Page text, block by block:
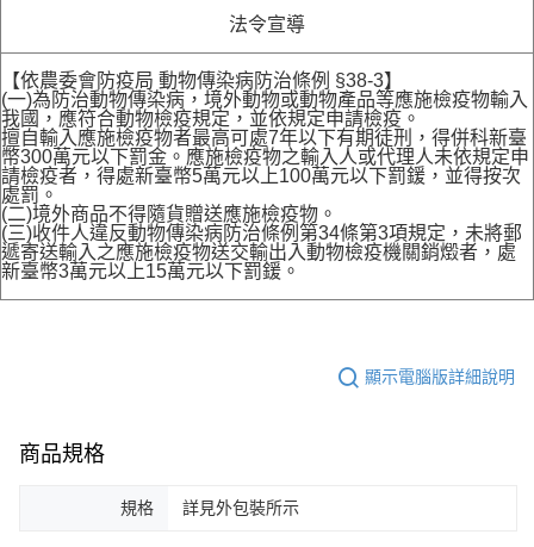
法令宣導
【依農委會防疫局 動物傳染病防治條例 §38-3】
(一)為防治動物傳染病，境外動物或動物產品等應施檢疫物輸入
我國，應符合動物檢疫規定，並依規定申請檢疫。
擅自輸入應施檢疫物者最高可處7年以下有期徒刑，得併科新臺
幣300萬元以下罰金。應施檢疫物之輸入人或代理人未依規定申
請檢疫者，得處新臺幣5萬元以上100萬元以下罰鍰，並得按次
處罰。
(二)境外商品不得隨貨贈送應施檢疫物。
(三)收件人違反動物傳染病防治條例第34條第3項規定，未將郵
遞寄送輸入之應施檢疫物送交輸出入動物檢疫機關銷燬者，處
新臺幣3萬元以上15萬元以下罰鍰。
顯示電腦版詳細說明
商品規格
規格 詳見外包裝所示